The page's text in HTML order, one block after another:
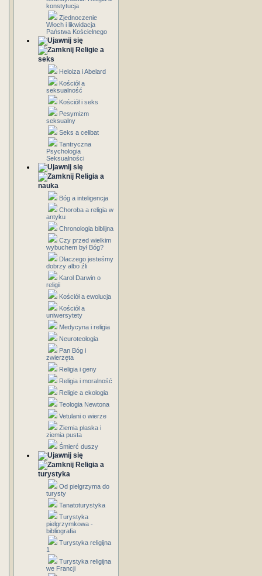
konstytucja
Zjednoczenie
Włoch i likwidacja
Państwa Kościelnego
Religie a
seks
Heloiza i Abelard
Kościół a
seksualność
Kościół i seks
Pesymizm
seksualny
Seks a celibat
Tantryczna
Psychologia
Seksualności
Religia a
nauka
Bóg a inteligencja
Choroba a religia w
antyku
Chronologia biblijna
Czy przed wielkim
wybuchem był Bóg?
Dlaczego jesteśmy
dobrzy albo źli
Karol Darwin o
religii
Kościół a ewolucja
Kościół a
uniwersytety
Medycyna i religia
Neuroteologia
Pan Bóg i
zwierzęta
Religia i geny
Religia i moralność
Religie a ekologia
Teologia Newtona
Vetulani o wierze
Ziemia płaska i
ziemia pusta
Śmierć duszy
Religia a
turystyka
Od pielgrzyma do
turysty
Tanatoturystyka
Turystyka
pielgrzymkowa -
bibliografia
Turystyka religijna
1
Turystyka religijna
we Francji